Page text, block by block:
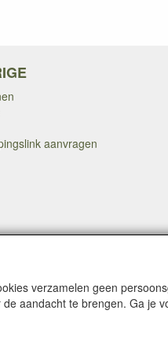
aanvragen
verzamelen geen
aandacht te brengen. Ga je